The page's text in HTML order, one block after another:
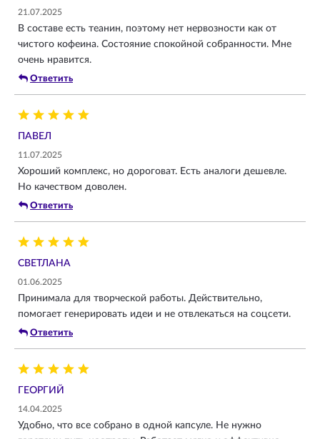
21.07.2025
В составе есть теанин, поэтому нет нервозности как от
чистого кофеина. Состояние спокойной собранности. Мне
очень нравится.
Ответить
ПАВЕЛ
11.07.2025
Хороший комплекс, но дороговат. Есть аналоги дешевле.
Но качеством доволен.
Ответить
СВЕТЛАНА
01.06.2025
Принимала для творческой работы. Действительно,
помогает генерировать идеи и не отвлекаться на соцсети.
Ответить
ГЕОРГИЙ
14.04.2025
Удобно, что все собрано в одной капсуле. Не нужно